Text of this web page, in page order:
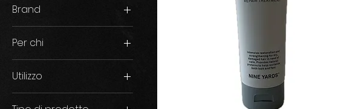
Brand
Nine Yards
Per chi
Donna
Utilizzo
Conditioner